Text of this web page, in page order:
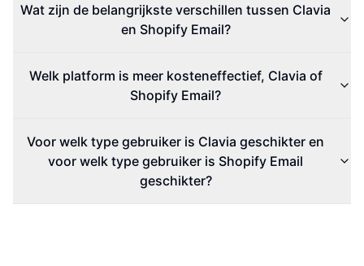
Wat zijn de belangrijkste verschillen tussen Clavia
en Shopify Email?
Welk platform is meer kosteneffectief, Clavia of
Shopify Email?
Voor welk type gebruiker is Clavia geschikter en
voor welk type gebruiker is Shopify Email
geschikter?